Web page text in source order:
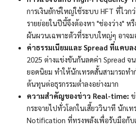
การเงินยักษ์ใหญ่ใช้ระบบ HFT ที่ไวก
รายย่อยในปีนี้จึงต้องหา "ช่องว่าง" ห
ผันผวนเฉพาะตัวที่ระบบใหญ่ๆ อาจม
ค่าธรรมเนียมและ Spread ที่แคบล
2025 ต่างแข่งขันกันลดค่า Spread จ
ยอดนิยม ทำให้นักเทรดสั้นสามารถทำ
ต้นทุนต่อธุรกรรมต่ำลงอย่างมาก
ความสำคัญของข่าว Real-time:
กระจายไปทั่วโลกในเสี้ยววินาที นักเ
Notification ที่ทรงพลังเพื่อรับมือกั